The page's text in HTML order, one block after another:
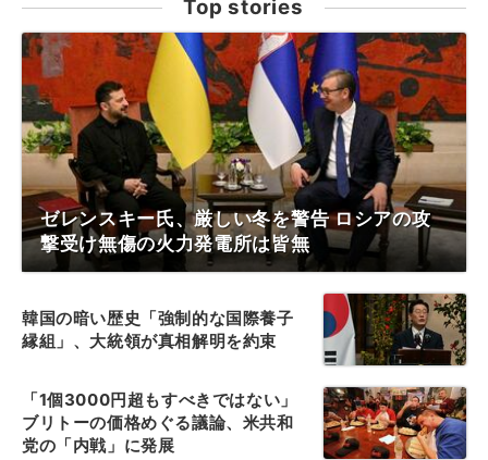
Top stories
ゼレンスキー氏、厳しい冬を警告 ロシアの攻
撃受け無傷の火力発電所は皆無
韓国の暗い歴史「強制的な国際養子
縁組」、大統領が真相解明を約束
「1個3000円超もすべきではない」
ブリトーの価格めぐる議論、米共和
党の「内戦」に発展